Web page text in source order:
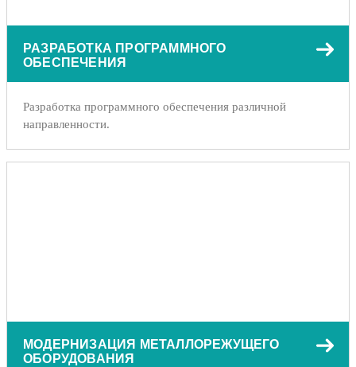
РАЗРАБОТКА ПРОГРАММНОГО
ОБЕСПЕЧЕНИЯ
Разработка программного обеспечения различной
направленности.
МОДЕРНИЗАЦИЯ МЕТАЛЛОРЕЖУЩЕГО
ОБОРУДОВАНИЯ